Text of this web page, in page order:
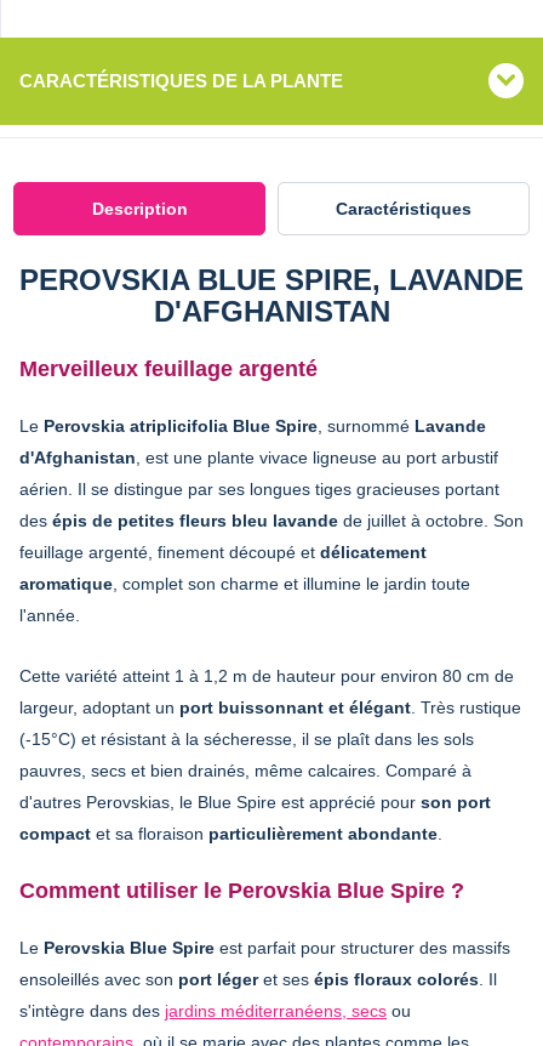
CARACTÉRISTIQUES DE LA PLANTE
Description Caractéristiques
PEROVSKIA BLUE SPIRE, LAVANDE
D'AFGHANISTAN
Merveilleux feuillage argenté
Le Perovskia atriplicifolia Blue Spire , surnommé Lavande
d'Afghanistan , est une plante vivace ligneuse au port arbustif
aérien. Il se distingue par ses longues tiges gracieuses portant
des épis de petites fleurs bleu lavande de juillet à octobre. Son
feuillage argenté, finement découpé et délicatement
aromatique , complet son charme et illumine le jardin toute
l'année.
Cette variété atteint 1 à 1,2 m de hauteur pour environ 80 cm de
largeur, adoptant un port buissonnant et élégant . Très rustique
(-15°C) et résistant à la sécheresse, il se plaît dans les sols
pauvres, secs et bien drainés, même calcaires. Comparé à
d'autres Perovskias, le Blue Spire est apprécié pour son port
compact et sa floraison particulièrement abondante
Comment utiliser le Perovskia Blue Spire ?
Le Perovskia Blue Spire est parfait pour structurer des massifs
ensoleillés avec son port légeret ses épis floraux colorés . Il
s'intègre dans des jardins méditerranéens, secs ou
contemporains , où il se marie avec des plantes comme les